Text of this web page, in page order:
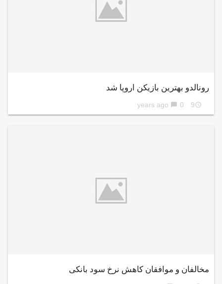
رونالدو بهترین بازیکن اروپا شد
access_time
9 years ago
chat_bubble 0
مخالفان و موافقان کاهش نرخ سود بانکی